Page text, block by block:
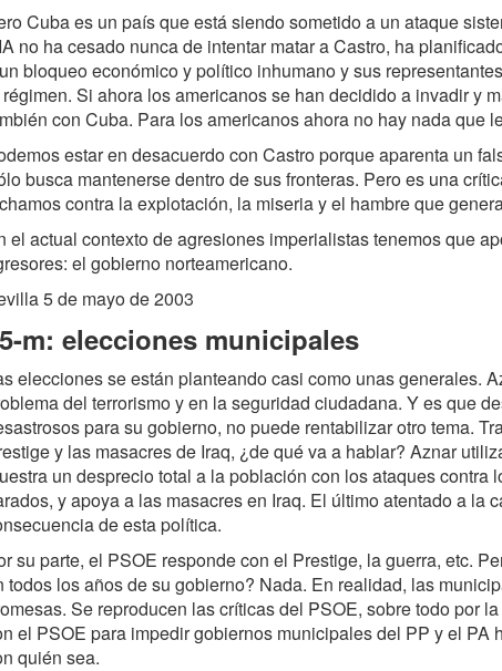
Cuba es un país que está siendo sometido a un ataque
no ha cesado nunca de intentar matar a Castro, ha
bloqueo económico y político inhumano y sus
Si ahora los americanos se han decidido a invadir y
con Cuba. Para los americanos ahora no hay nada que
estar en desacuerdo con Castro porque aparenta un
busca mantenerse dentro de sus fronteras. Pero es una
contra la explotación, la miseria y el hambre que
el actual contexto de agresiones imperialistas tenemos que
el gobierno norteamericano.
5 de mayo de 2003
m: elecciones municipales
elecciones se están planteando casi como unas generales.
del terrorismo y en la seguridad ciudadana. Y es que
para su gobierno, no puede rentabilizar otro tema.
y las masacres de Iraq, ¿de qué va a hablar? Aznar
un desprecio total a la población con los ataques contra
y apoya a las masacres en Iraq. El último atentado a la
de esta política.
su parte, el PSOE responde con el Prestige, la guerra, etc.
todos los años de su gobierno? Nada. En realidad, las
Se reproducen las críticas del PSOE, sobre todo por
el PSOE para impedir gobiernos municipales del PP y el PA
quién sea.